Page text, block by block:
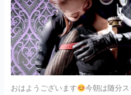
おはようございます
今朝は随分